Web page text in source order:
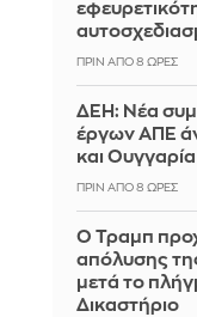
ΠΡΙΝ ΑΠΌ 8 ΏΡΕΣ
ΔΕΗ: Νέα
έργων ΑΠΕ
και Ουγγαρία
ΠΡΙΝ ΑΠΌ 8 ΏΡΕΣ
Ο Τραμπ
απόλυσης
μετά το
Δικαστήριο